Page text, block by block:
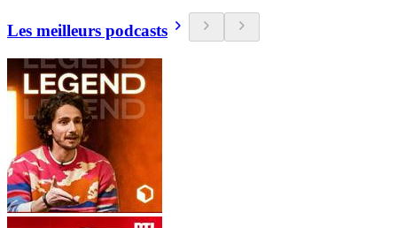
Les meilleurs podcasts